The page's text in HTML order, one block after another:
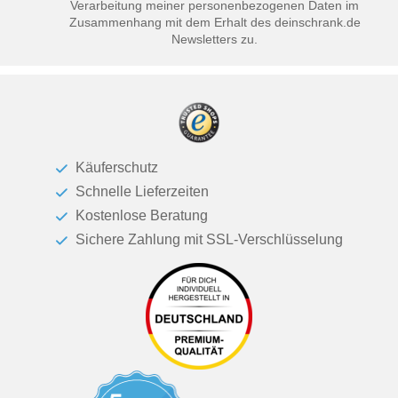
Verarbeitung meiner personenbezogenen Daten im
Zusammenhang mit dem Erhalt des deinschrank.de
Newsletters zu.
Käuferschutz
Schnelle Lieferzeiten
Kostenlose Beratung
Sichere Zahlung mit SSL-Verschlüsselung